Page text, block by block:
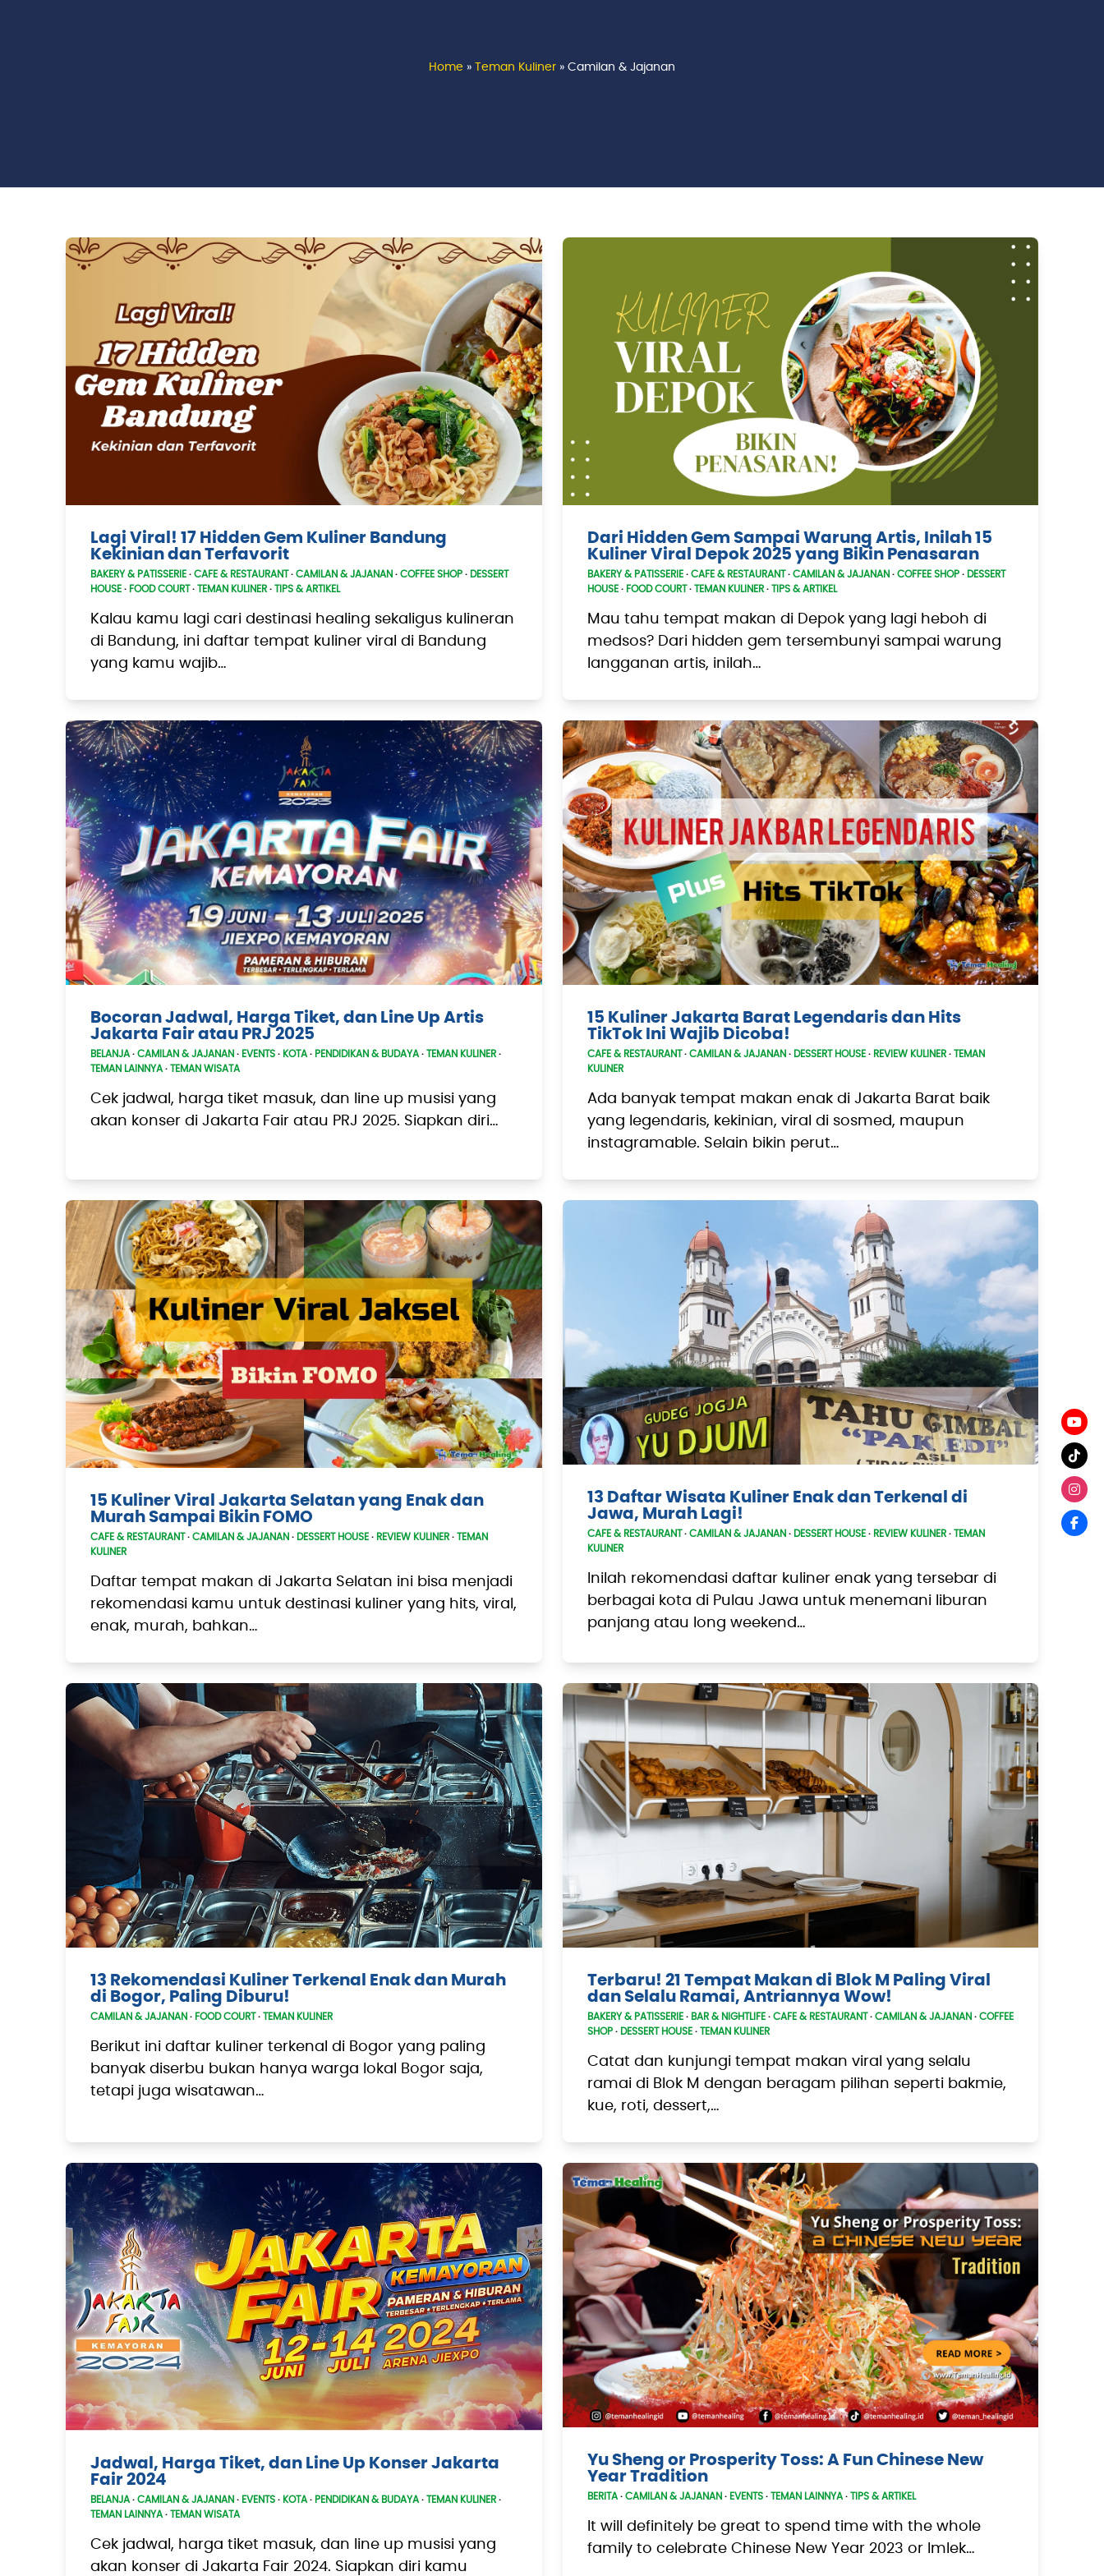
Home » Teman Kuliner » Camilan & Jajanan
Lagi Viral! 17 Hidden Gem Kuliner Bandung
Kekinian dan Terfavorit
BAKERY & PATISSERIE· CAFE & RESTAURANT· CAMILAN & JAJANAN · COFFEE SHOP· DESSERT
HOUSE· FOOD COURT· TEMAN KULINER· TIPS & ARTIKEL
Kalau kamu lagi cari destinasi healing sekaligus kulineran
di Bandung, ini daftar tempat kuliner viral di Bandung
yang kamu wajib…
Dari Hidden Gem Sampai Warung Artis, Inilah 15
Kuliner Viral Depok 2025 yang Bikin Penasaran
BAKERY & PATISSERIE· CAFE & RESTAURANT· CAMILAN & JAJANAN · COFFEE SHOP· DESSERT
HOUSE· FOOD COURT· TEMAN KULINER· TIPS & ARTIKEL
Mau tahu tempat makan di Depok yang lagi heboh di
medsos? Dari hidden gem tersembunyi sampai warung
langganan artis, inilah…
Bocoran Jadwal, Harga Tiket, dan Line Up Artis
Jakarta Fair atau PRJ 2025
BELANJA· CAMILAN & JAJANAN · EVENTS· KOTA· PENDIDIKAN & BUDAYA· TEMAN KULINER·
TEMAN LAINNYA· TEMAN WISATA
Cek jadwal, harga tiket masuk, dan line up musisi yang
akan konser di Jakarta Fair atau PRJ 2025. Siapkan diri…
15 Kuliner Jakarta Barat Legendaris dan Hits
TikTok Ini Wajib Dicoba!
CAFE & RESTAURANT· CAMILAN & JAJANAN · DESSERT HOUSE· REVIEW KULINER· TEMAN
KULINER
Ada banyak tempat makan enak di Jakarta Barat baik
yang legendaris, kekinian, viral di sosmed, maupun
instagramable. Selain bikin perut…
15 Kuliner Viral Jakarta Selatan yang Enak dan
Murah Sampai Bikin FOMO
CAFE & RESTAURANT· CAMILAN & JAJANAN · DESSERT HOUSE· REVIEW KULINER· TEMAN
KULINER
Daftar tempat makan di Jakarta Selatan ini bisa menjadi
rekomendasi kamu untuk destinasi kuliner yang hits, viral,
enak, murah, bahkan…
13 Daftar Wisata Kuliner Enak dan Terkenal di
Jawa, Murah Lagi!
CAFE & RESTAURANT· CAMILAN & JAJANAN · DESSERT HOUSE· REVIEW KULINER· TEMAN
KULINER
Inilah rekomendasi daftar kuliner enak yang tersebar di
berbagai kota di Pulau Jawa untuk menemani liburan
panjang atau long weekend…
13 Rekomendasi Kuliner Terkenal Enak dan Murah
di Bogor, Paling Diburu!
CAMILAN & JAJANAN · FOOD COURT· TEMAN KULINER
Berikut ini daftar kuliner terkenal di Bogor yang paling
banyak diserbu bukan hanya warga lokal Bogor saja,
tetapi juga wisatawan…
Terbaru! 21 Tempat Makan di Blok M Paling Viral
dan Selalu Ramai, Antriannya Wow!
BAKERY & PATISSERIE· BAR & NIGHTLIFE· CAFE & RESTAURANT· CAMILAN & JAJANAN · COFFEE
SHOP· DESSERT HOUSE· TEMAN KULINER
Catat dan kunjungi tempat makan viral yang selalu
ramai di Blok M dengan beragam pilihan seperti bakmie,
kue, roti, dessert,…
Jadwal, Harga Tiket, dan Line Up Konser Jakarta
Fair 2024
BELANJA· CAMILAN & JAJANAN · EVENTS· KOTA· PENDIDIKAN & BUDAYA· TEMAN KULINER·
TEMAN LAINNYA· TEMAN WISATA
Cek jadwal, harga tiket masuk, dan line up musisi yang
akan konser di Jakarta Fair 2024. Siapkan diri kamu
Yu Sheng or Prosperity Toss: A Fun Chinese New
Year Tradition
BERITA· CAMILAN & JAJANAN · EVENTS· TEMAN LAINNYA· TIPS & ARTIKEL
It will definitely be great to spend time with the whole
family to celebrate Chinese New Year 2023 or Imlek…